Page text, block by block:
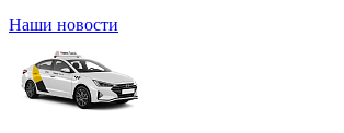
Наши новости